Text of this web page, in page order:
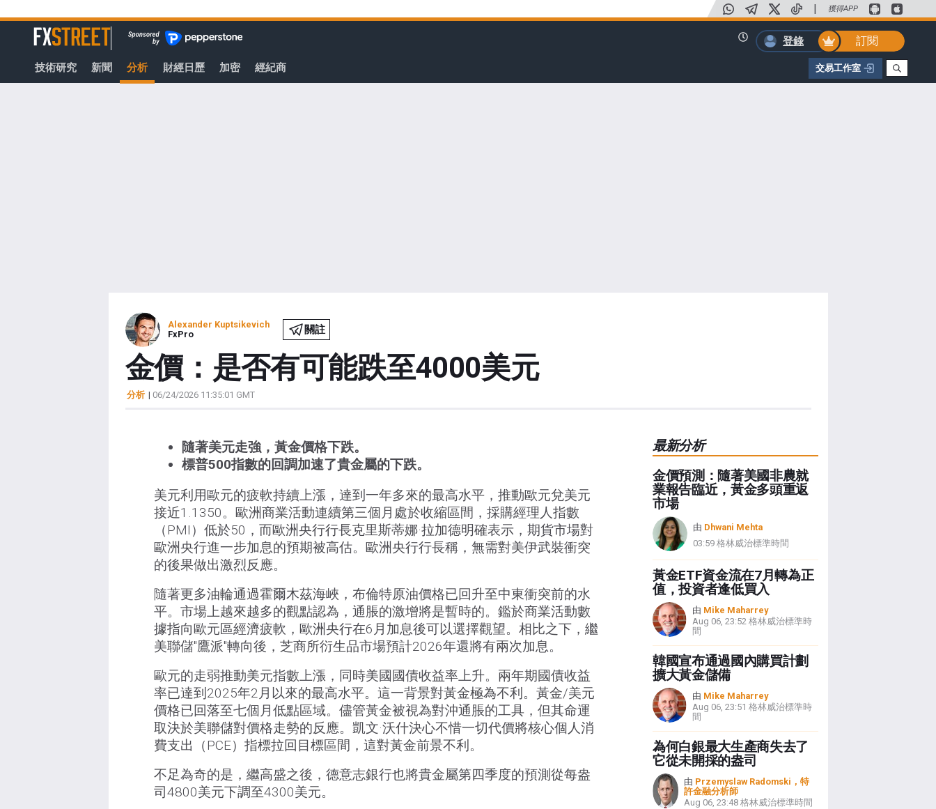
至
容
| 獲得APP
FXStreet
登錄
訂閱
技術研究 新聞 分析 財經日歷 加密 經紀商 交易工作室
Alexander Kuptsikevich
FxPro
關註
金價：是否有可能跌至4000美元
分析 | 06/24/2026 11:35:01 GMT
隨著美元走強，黃金價格下跌。
標普500指數的回調加速了貴金屬的下跌。
美元利用歐元的疲軟持續上漲，達到一年多來的最高水平，推動歐元兌美元
接近1.1350。歐洲商業活動連續第三個月處於收縮區間，採購經理人指數
（PMI）低於50，而歐洲央行行長克里斯蒂娜·拉加德明確表示，期貨市場對
歐洲央行進一步加息的預期被高估。歐洲央行行長稱，無需對美伊武裝衝突
的後果做出激烈反應。
隨著更多油輪通過霍爾木茲海峽，布倫特原油價格已回升至中東衝突前的水
平。市場上越來越多的觀點認為，通脹的激增將是暫時的。鑑於商業活動數
據指向歐元區經濟疲軟，歐洲央行在6月加息後可以選擇觀望。相比之下，繼
美聯儲"鷹派"轉向後，芝商所衍生品市場預計2026年還將有兩次加息。
歐元的走弱推動美元指數上漲，同時美國國債收益率上升。兩年期國債收益
率已達到2025年2月以來的最高水平。這一背景對黃金極為不利。黃金/美元
價格已回落至七個月低點區域。儘管黃金被視為對沖通脹的工具，但其命運
取決於美聯儲對價格走勢的反應。凱文·沃什決心不惜一切代價將核心個人消
費支出（PCE）指標拉回目標區間，這對黃金前景不利。
不足為奇的是，繼高盛之後，德意志銀行也將貴金屬第四季度的預測從每盎
司4800美元下調至4300美元。
最新分析
金價預測：隨著美國非農就
業報告臨近，黃金多頭重返
市場
由 Dhwani Mehta
03:59 格林威治標準時間
黃金ETF資金流在7月轉為正
值，投資者逢低買入
由 Mike Maharrey
Aug 06, 23:52 格林威治標準時
間
韓國宣布通過國內購買計劃
擴大黃金儲備
由 Mike Maharrey
Aug 06, 23:51 格林威治標準時
間
為何白銀最大生產商失去了
它從未開採的盎司
由 Przemyslaw Radomski，特
許金融分析師
Aug 06, 23:48 格林威治標準時間